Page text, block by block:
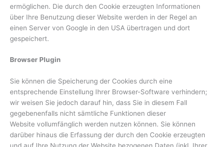
ermöglichen. Die durch den Cookie erzeugten Informationen
über Ihre Benutzung dieser Website werden in der Regel an
einen Server von Google in den USA übertragen und dort
gespeichert.
Browser Plugin
Sie können die Speicherung der Cookies durch eine
entsprechende Einstellung Ihrer Browser-Software verhindern;
wir weisen Sie jedoch darauf hin, dass Sie in diesem Fall
gegebenenfalls nicht sämtliche Funktionen dieser
Website vollumfänglich werden nutzen können. Sie können
darüber hinaus die Erfassung der durch den Cookie erzeugten